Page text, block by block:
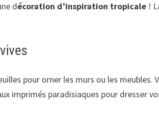
décoration d’inspiration tropicale !
pour orner les murs ou les meubles.
imprimés paradisiaques pour dresser